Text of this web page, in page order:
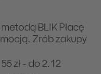
BLIK Płacę
Zrób zakupy
zł - do 2.12